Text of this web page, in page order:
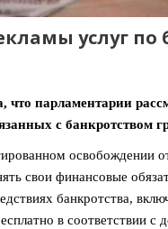
услуг по
парламентарии
с банкротством
освобождении
свои финансовые
банкротства,
в соответствии с